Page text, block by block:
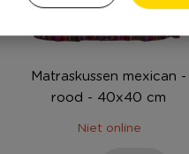
Matraskussen mexican -
rood - 40x40 cm
Niet online